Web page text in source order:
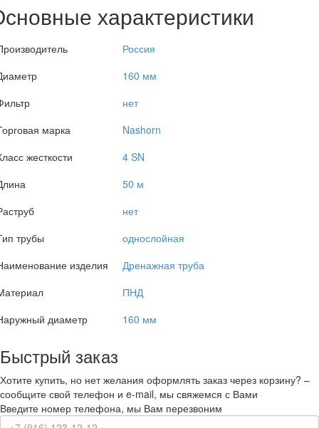
характеристики
Россия
160 мм
нет
марка
Nashorn
жесткости
4 SN
50 м
нет
трубы
однослойная
изделия
Дренажная труба
ПНД
диаметр
160 мм
Быстрый заказ
Хотите купить, но нет желания оформлять заказ через корзину? –
сообщите свой телефон и e-mail, мы свяжемся с Вами
Введите номер телефона, мы Вам перезвоним